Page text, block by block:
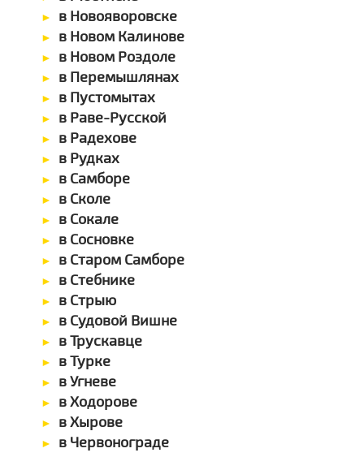
в Новояворовске
в Новом Калинове
в Новом Роздоле
в Перемышлянах
в Пустомытах
в Раве-Русской
в Радехове
в Рудках
в Самборе
в Сколе
в Сокале
в Сосновке
в Старом Самборе
в Стебнике
в Стрыю
в Судовой Вишне
в Трускавце
в Турке
в Угневе
в Ходорове
в Хырове
в Червонограде